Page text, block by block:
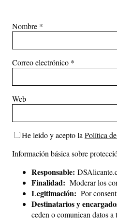
Nombre *
Correo electrónico *
Web
He leído y acepto la Política
Información básica sobre
Responsable:
Finalidad: Moderar los
Legitimación: Por
Destinatarios y
ceden o comunican datos a